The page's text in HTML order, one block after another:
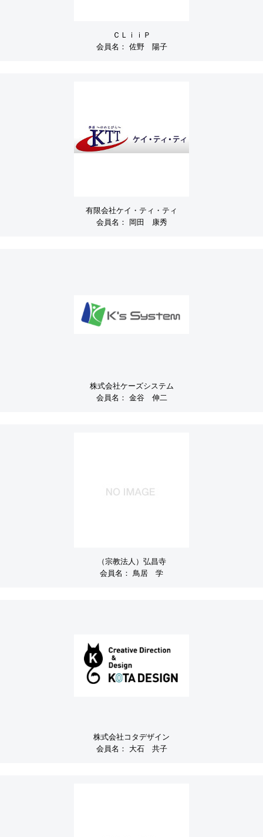
ＣＬｉｉＰ
会員名： 佐野 陽子
有限会社ケイ・ティ・ティ
会員名：
岡田 康秀
株式会社ケーズシステム
会員名： 金谷 伸二
（宗教法人）弘昌寺
会員名：
鳥居 学
株式会社コタデザイン
会員名：
大石 共子